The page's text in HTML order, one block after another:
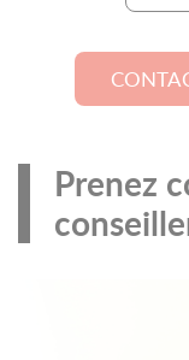
Prenez